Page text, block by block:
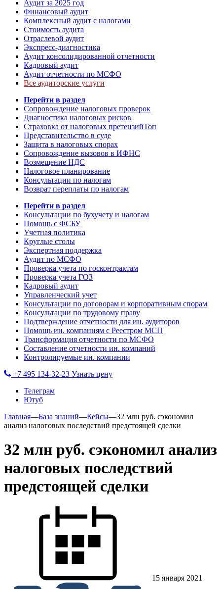
Аудит за 2025 год
Финансовый аудит
Комплексный аудит с налогами
Стоимость аудита
Отраслевой аудит
Экспресс-диагностика
Аудит консолидированной отчетности
Кадровый аудит
Аудит отчетности по МСФО
Все аудиторские услуги
Перейти в раздел
Сопровождение налоговых проверок
Диагностика налоговых рисков
Страховка от налоговых претензийТоп
Представительство в суде
Защита в налоговых спорах
Сопровождение вызовов в ИФНС
Возмещение НДС
Налоговое планирование
Консультации по налогам
Возврат переплаты по налогам
Перейти в раздел
Консультации по бухучету и налогам
Помощь с ФСБУ
Учетная политика
Круглые столы
Экспертная поддержка
Аудит по МСФО
Проверка учета по госконтрактам
Проверка учета ГОЗ
Кадровый аудит
Управленческий учет
Консультации по договорам и корпоративным спорам
Консультации по трудовому праву
Подтверждение отчетности для ин. аудиторов
Помощь ин. компаниям с Реестром МСП
Трансформация отчетности по МСФО
Составление отчетности ин. компаний
Контролируемые ин. компании
+7 495 134-32-23 Узнать цену
Телеграм
Ютуб
Главная—База знаний—Кейсы—32 млн руб. сэкономил
анализ налоговых последствий предстоящей сделки
32 млн руб. сэкономил анализ
налоговых последствий
предстоящей сделки
15 января 2021